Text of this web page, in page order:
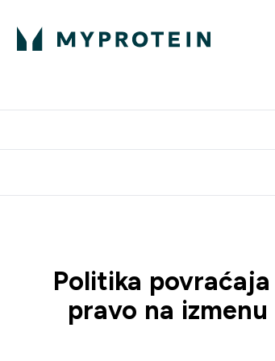
Politika
pravo na